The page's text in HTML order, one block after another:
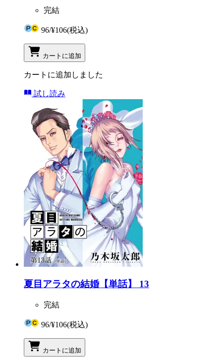
完結
96/¥106(税込)
カートに追加
カートに追加しました
試し読み
夏目アラタの結婚【単話】 13
完結
96/¥106(税込)
カートに追加